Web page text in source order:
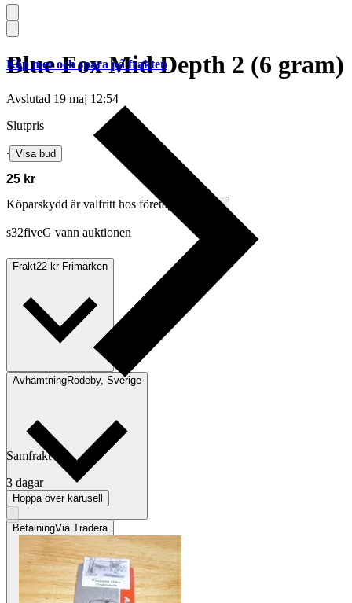
Blue Fox Mid Depth 2 (6 gram)
Avslutad 19 maj 12:54
Slutpris
∙ Visa bud
25 kr
Köparskydd är valfritt hos företag.
Läs mer
s32fiveG vann auktionen
Frakt22 kr Frimärken
AvhämtningRödeby, Sverige
BetalningVia Tradera
Köp mer och spara på frakten
Samfrakt
3 dagar
Hoppa över karusell